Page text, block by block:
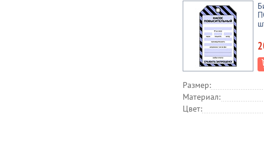
Размер:
Материал:
Цвет: